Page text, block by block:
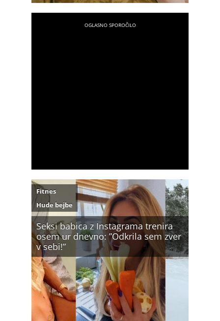
Seksi babica z Instagrama trenira
osem ur dnevno: ”Odkrila sem zver
v sebi!”
Fitnes
Hude bejbe